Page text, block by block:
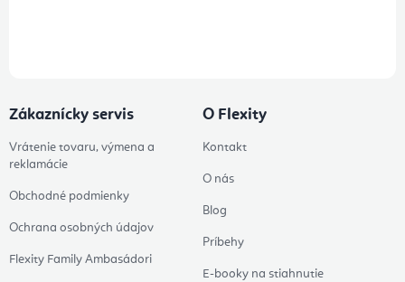
Zákaznícky servis
Vrátenie tovaru, výmena a
reklamácie
Obchodné podmienky
Ochrana osobných údajov
Flexity Family Ambasádori
O Flexity
Kontakt
O nás
Blog
Príbehy
E-booky na stiahnutie